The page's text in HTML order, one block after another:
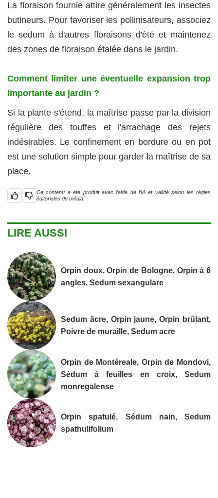
La floraison fournie attire généralement les insectes
butineurs. Pour favoriser les pollinisateurs, associez
le sedum à d'autres floraisons d'été et maintenez
des zones de floraison étalée dans le jardin.
Comment limiter une éventuelle expansion trop
importante au jardin ?
Si la plante s'étend, la maîtrise passe par la division
régulière des touffes et l'arrachage des rejets
indésirables. Le confinement en bordure ou en pot
est une solution simple pour garder la maîtrise de sa
place.
Ce contenu a été produit avec l’aide de l’IA et validé selon les règles
éditoriales du média.
LIRE AUSSI
Orpin doux, Orpin de Bologne, Orpin à 6
angles, Sedum sexangulare
Sedum âcre, Orpin jaune, Orpin brûlant,
Poivre de muraille, Sedum acre
Orpin de Montéreale, Orpin de Mondovi,
Sédum à feuilles en croix, Sedum
monregalense
Orpin spatulé, Sédum nain, Sedum
spathulifolium